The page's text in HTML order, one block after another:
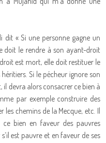
dit « Si une personne gagne un
doit le rendre à son ayant-droit
est mort, elle doit restituer le
Si le pécheur ignore son
devra alors consacrer ce bien à
par exemple construire des
les chemins de la Mecque, etc. Il
bien en faveur des pauvres
est pauvre et en faveur de ses